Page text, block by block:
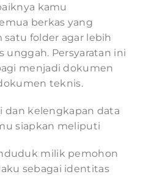
kamu
berkas yang
folder agar lebih
unggah. Persyaratan ini
menjadi dokumen
teknis.
dan kelengkapan data
siapkan meliputi
milik pemohon
sebagai identitas